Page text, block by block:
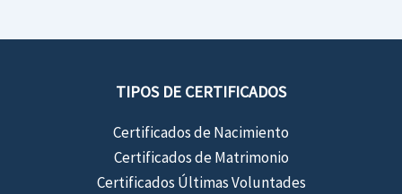
TIPOS DE CERTIFICADOS
Certificados de Nacimiento
Certificados de Matrimonio
Certificados Últimas Voluntades